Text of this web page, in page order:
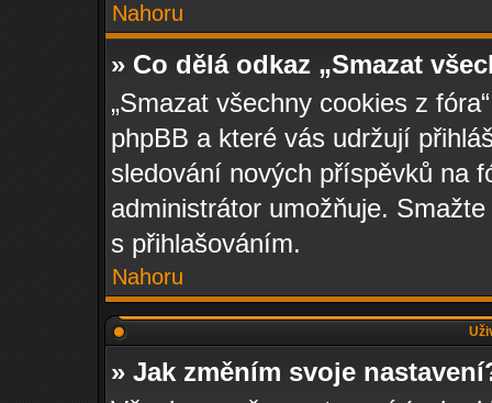
Nahoru
» Co dělá odkaz „Smazat
„Smazat všechny cookies z
phpBB a které vás udržují
sledování nových příspěvků na
administrátor umožňuje.
s přihlašováním.
Nahoru
» Jak změním svoje